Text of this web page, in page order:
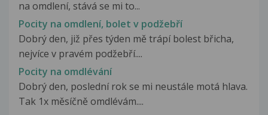
na omdlení, stává se mi to...
Pocity na omdlení, bolet v podžebří
Dobrý den, již přes týden mě trápí bolest břicha,
nejvíce v pravém podžebří....
Pocity na omdlévání
Dobrý den, poslední rok se mi neustále motá hlava.
Tak 1x měsíčně omdlévám....